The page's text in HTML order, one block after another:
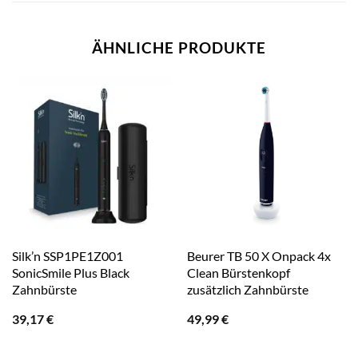
ÄHNLICHE PRODUKTE
Silk’n SSP1PE1Z001
SonicSmile Plus Black
Zahnbürste
39,17€
Beurer TB 50 X Onpack 4x
Clean Bürstenkopf
zusätzlich Zahnbürste
49,99€